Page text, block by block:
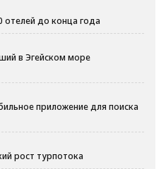
отелей до конца года
в Эгейском море
приложение для поиска
рост турпотока